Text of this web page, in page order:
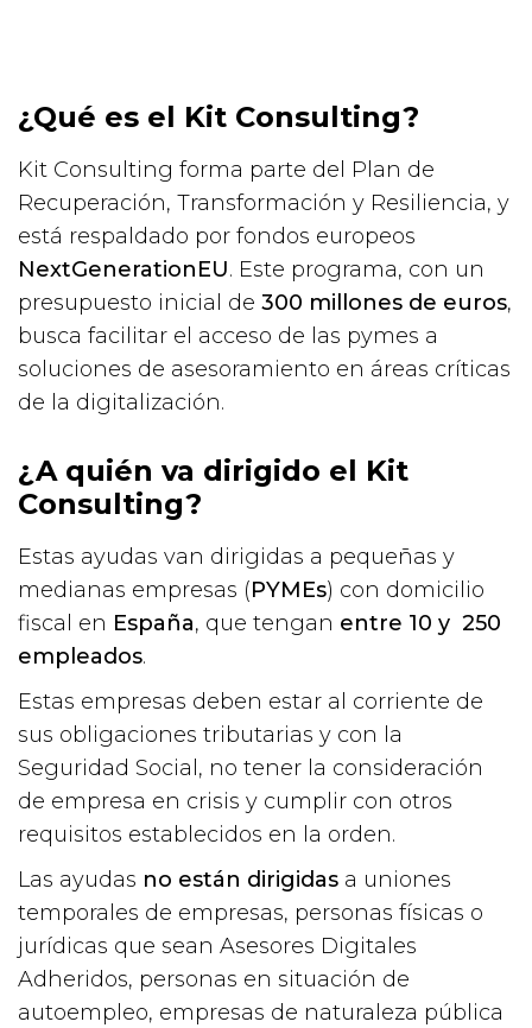
¿Qué es el Kit Consulting?
Kit Consulting forma parte del Plan de
Recuperación, Transformación y Resiliencia, y
está respaldado por fondos europeos
NextGenerationEU. Este programa, con un
presupuesto inicial de 300 millones de euros,
busca facilitar el acceso de las pymes a
soluciones de asesoramiento en áreas críticas
de la digitalización.
¿A quién va dirigido el Kit
Consulting?
Estas ayudas van dirigidas a pequeñas y
medianas empresas (PYMEs) con domicilio
fiscal en España, que tengan entre 10 y 250
empleados.
Estas empresas deben estar al corriente de
sus obligaciones tributarias y con la
Seguridad Social, no tener la consideración
de empresa en crisis y cumplir con otros
requisitos establecidos en la orden.
Las ayudas no están dirigidas a uniones
temporales de empresas, personas físicas o
jurídicas que sean Asesores Digitales
Adheridos, personas en situación de
autoempleo, empresas de naturaleza pública